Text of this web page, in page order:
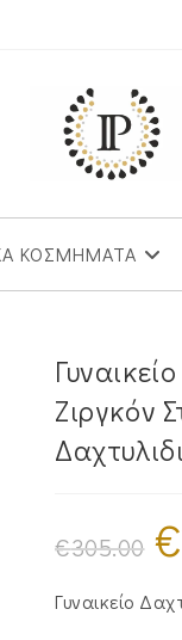
ΚΟΣΜΗΜΑΤΑ
Ζιργκόν
€305.00 €
Γυναικείο